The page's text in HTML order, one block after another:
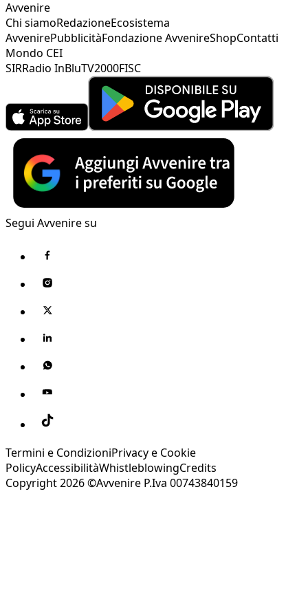
Avvenire
Chi siamoRedazioneEcosistema
AvvenirePubblicitàFondazione AvvenireShopContatti
Mondo CEI
SIRRadio InBluTV2000FISC
Segui Avvenire su
Termini e CondizioniPrivacy e Cookie
PolicyAccessibilitàWhistleblowingCredits
Copyright 2026 ©Avvenire P.Iva 00743840159